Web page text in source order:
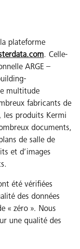
plateforme
. Celle-
ARGE –
multitude
fabricants de
les produits Kermi
documents,
de salle de
et d’images
été vérifiées
des données
« zéro ». Nous
une qualité des